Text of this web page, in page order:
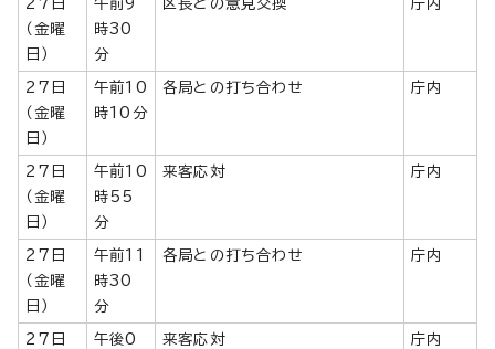
27日
（金曜
日）
午前9
時30
分
区長との意見交換 庁内
27日
（金曜
日）
午前10
時10分
各局との打ち合わせ 庁内
27日
（金曜
日）
午前10
時55
分
来客応対 庁内
27日
（金曜
日）
午前11
時30
分
各局との打ち合わせ 庁内
27日
午後0
来客応対 庁内